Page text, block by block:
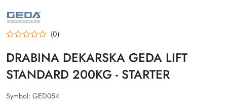
GEDA
(0)
DRABINA DEKARSKA GEDA LIFT
STANDARD 200KG - STARTER
Symbol: GED054